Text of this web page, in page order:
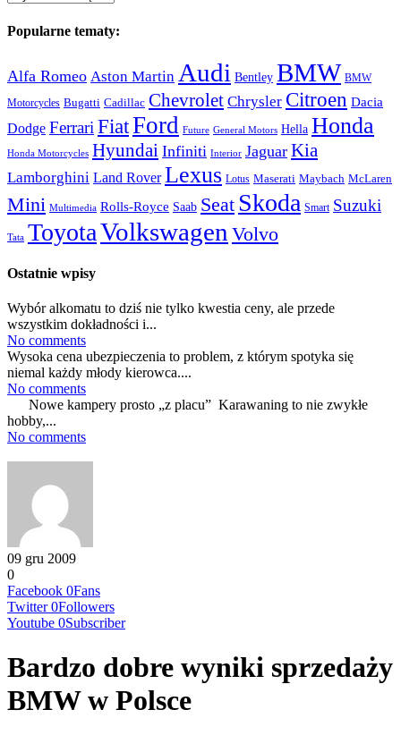
Popularne tematy:
Alfa Romeo Aston Martin Audi Bentley BMW BMW
Motorcycles Bugatti Cadillac Chevrolet Chrysler Citroen Dacia
Dodge Ferrari FiatFord Future General Motors Hella Honda
Honda Motorcycles Hyundai Infiniti Interior Jaguar Kia
Lamborghini Land Rover Lexus Lotus Maserati Maybach McLaren
Mini Multimedia Rolls-Royce Saab Seat Skoda Smart Suzuki
Tata ToyotaVolkswagen Volvo
Ostatnie wpisy
Wybór alkomatu to dziś nie tylko kwestia ceny, ale przede
wszystkim dokładności i...
No comments
Wysoka cena ubezpieczenia to problem, z którym spotyka się
niemal każdy młody kierowca....
No comments
Nowe kampery prosto „z placu” Karawaning to nie zwykłe
hobby,...
No comments
09 gru 2009
0
Facebook 0Fans
Twitter 0Followers
Youtube 0Subscriber
Bardzo dobre wyniki sprzedaży
BMW w Polsce